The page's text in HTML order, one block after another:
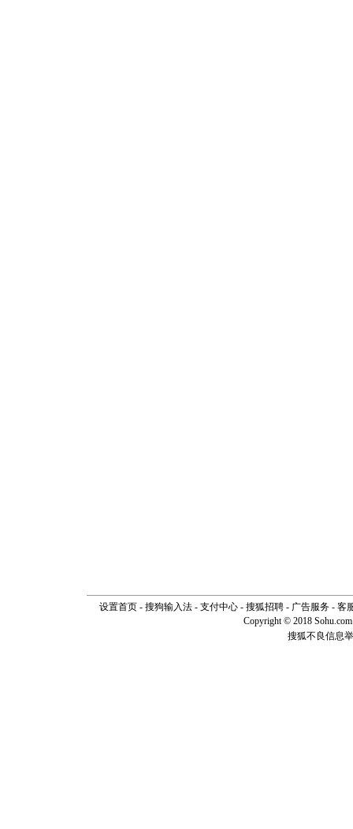
设置首页- 搜狗输入法- 支付中心- 搜狐招聘- 广告服务- 客
Copyright © 2018
搜狐不良信息